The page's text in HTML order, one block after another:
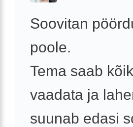
Soovitan
poole.
Tema saab
vaadata ja
suunab edasi